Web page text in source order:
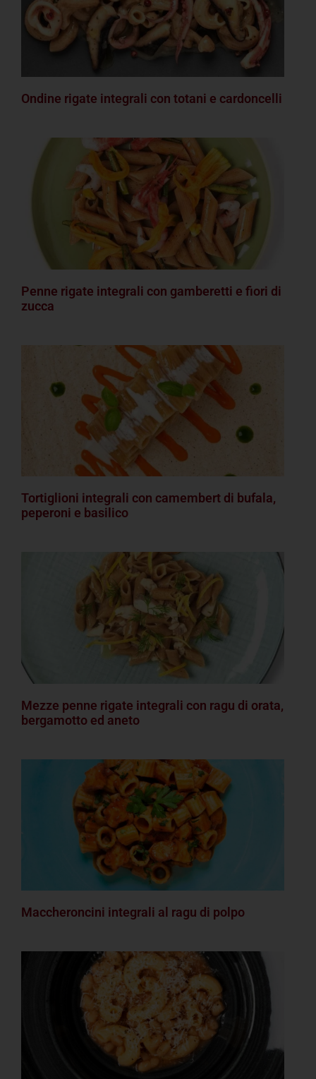
Ondine rigate integrali con totani e cardoncelli
Penne rigate integrali con gamberetti e fiori di
zucca
Tortiglioni integrali con camembert di bufala,
peperoni e basilico
Mezze penne rigate integrali con ragu di orata,
bergamotto ed aneto
Maccheroncini integrali al ragu di polpo